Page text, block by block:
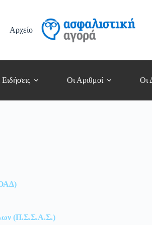
Αρχείο
Οι Αριθμοί Οι
(Π.Σ.Σ.Α.Σ.)